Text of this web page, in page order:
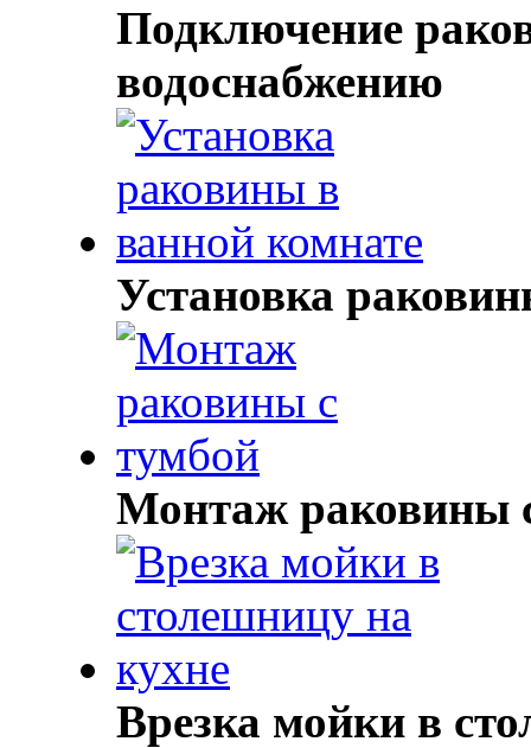
Подключение
водоснабжению
Установка
Монтаж раковины
Врезка мойки в